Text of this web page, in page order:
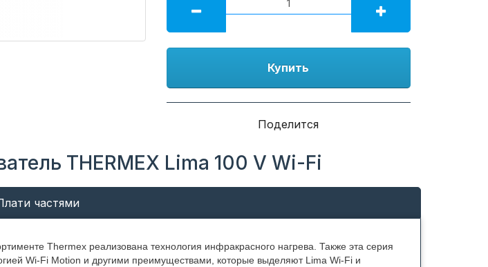
Купить
Поделится
THERMEX Lima 100 V Wi-Fi
частями
Thermex реализована технология инфракрасного нагрева. Также эта серия
Wi-Fi Motion и другими преимуществами, которые выделяют Lima Wi-Fi и